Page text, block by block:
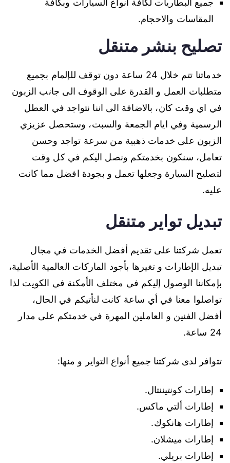
جميع البطاريات لكافة انواع السيارات وبكافة
المقاسات والاحجام.
تصليح بنشر متنقل
خدماتنا تتم خلال 24 ساعة دون توقف للإلمام بجميع
متطلبات العمل و القدرة على الوقوف الى جانب الزبون
في اي وقت كان، بالاضافة الى اننا نتواجد في العطل
الرسمية وفي ايام الجمعة والسبت، وستحصل عزيزي
الزبون على خدمات ذهبية من سرعة تواجد وحسن
تعامل، سنكون بخدمتكم ونصل اليكم في كل وقت
لتصليح السيارة وجعلها تعمل و بجودة افضل مما كانت
عليه.
تبديل تواير متنقل
تعمل شركتنا على تقديم أفضل الخدمات في مجال
تبديل الإطارات و تغيرها بأجود الماركات العالمية الأصلية،
بإمكاننا الوصول إليكم في مختلف الأمكنة في الكويت لذا
تواصلوا معنا في أي ساعة كانت لنأتيكم في الحال،
أفضل الفنين و العاملين المهرة في خدمتكم على مدار
24 ساعة.
تتوافر لدى شركتنا جميع أنواع التواير و منها:
إطارات كونتيننتال.
إطارات ألتي ماكس.
إطارات هانكوك.
إطارات ميشلان.
إطارات بريلي.